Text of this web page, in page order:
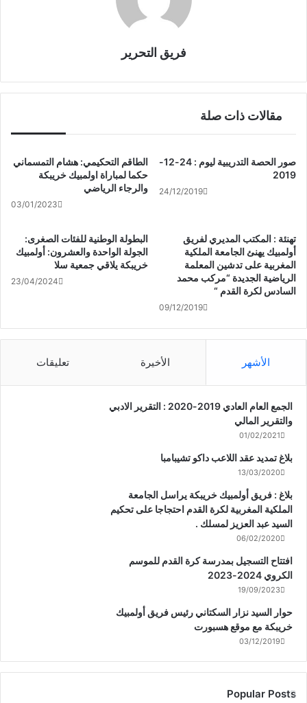
فريق التحرير
مقالات ذات صلة
الطاقم التحكيمي: هشام التمسماني
حكما لمباراة اولمبيك خريبكة
والرجاء الرياضي
03/01/2023
صور الحصة التدريبية ليوم : 24-12-
2019
24/12/2019
البطولة الوطنية للفئات الصغرى:
الجولة الواحدة والعشرون: أولمبيك
خريبكة يلاقي جمعية سلا
23/04/2024
تهنئة : المكتب المديري لفريق
أولمبيك يهنئ الجامعة الملكية
المغربية على تدشين المعلمة
الرياضية الجديدة “مركب محمد
السادس لكرة القدم “
09/12/2019
الأشهر الأخيرة تعليقات
الجمع العام العادي 2019-2020 : التقرير الادبي
والتقرير المالي
01/02/2021
بلاغ تمديد عقد اللاعب داكو تشيبامبا
13/03/2020
بلاغ : فريق أولمبيك خريبكة يراسل الجامعة
الملكية المغربية لكرة القدم احتجاجا على تحكيم
السيد عبد العزيز لمسلك .
06/02/2020
افتتاح التسجيل بمدرسة كرة القدم للموسم
الكروي 2024-2023
19/09/2023
حوار السيد نزار السكتاني رئيس فريق أولمبيك
خريبكة مع موقع هسبورت
03/12/2019
Popular Posts